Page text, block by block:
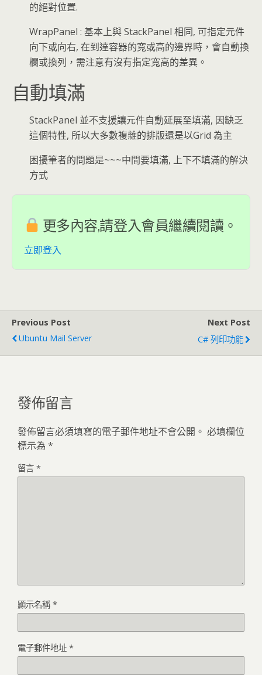
的絕對位置.
WrapPanel : 基本上與 StackPanel 相同, 可指定元件
向下或向右, 在到達容器的寬或高的邊界時，會自動換
欄或換列，需注意有沒有指定寬高的差異。
自動填滿
StackPanel 並不支援讓元件自動延展至填滿, 因缺乏
這個特性, 所以大多數複雜的排版還是以Grid 為主
困擾筆者的問題是~~~中間要填滿, 上下不填滿的解決
方式
更多內容,請登入會員繼續閱讀。
立即登入
Previous Post
Ubuntu Mail Server
Next Post
C# 列印功能
發佈留言
發佈留言必須填寫的電子郵件地址不會公開。 必填欄位
標示為 *
留言 *
顯示名稱 *
電子郵件地址 *